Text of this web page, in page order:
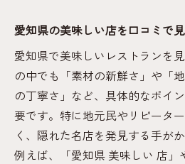
ラン
地元グルメの魅力口コミで
レストラン口コミで愛
見
有名ご当地グルメを口
愛知県の美味しい店で
力
愛知県の美味しい店を口コミで
愛知県で美味しいレストランを
の中でも「素材の新鮮さ」や「
の丁寧さ」など、具体的なポイ
要です。特に地元民やリピータ
く、隠れた名店を発見する手が
例えば、「愛知県 美味しい 店」